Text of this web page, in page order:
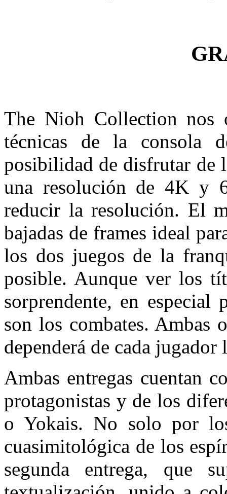
The Nioh Collection nos
técnicas de la consola
posibilidad de disfrutar de
una resolución de 4K y
reducir la resolución. El
bajadas de frames ideal
los dos juegos de la
posible. Aunque ver los
sorprendente, en
son los combates. Ambas
dependerá de cada
Ambas entregas cuentan
protagonistas y de los
o Yokais. No solo por
cuasimitológica de los
segunda entrega, que